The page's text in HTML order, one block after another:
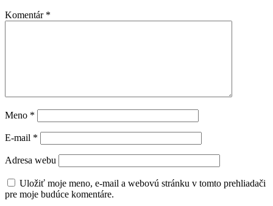
Komentár *
Meno *
E-mail *
Adresa webu
Uložiť moje meno, e-mail a webovú stránku v tomto prehliadači
pre moje budúce komentáre.